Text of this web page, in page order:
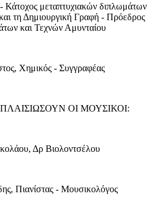
μεταπτυχιακών διπλωμάτων
τη Δημιουργική Γραφή - Πρόεδρος
και Τεχνών Αμυνταίου
Χημικός - Συγγραφέας
ΟΙ ΜΟΥΣΙΚΟΙ:
Δρ Βιολοντσέλου
Πιανίστας - Μουσικολόγος